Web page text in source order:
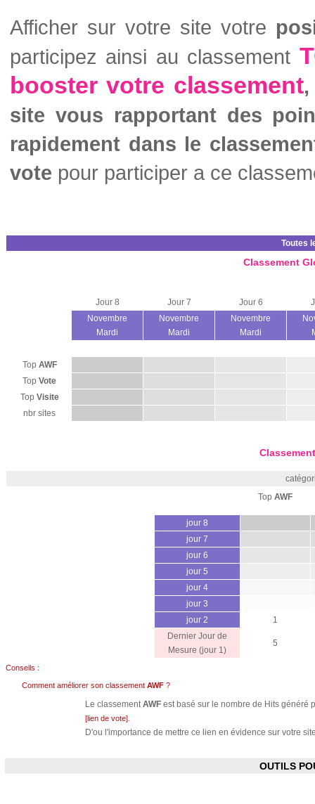
Afficher sur votre site votre
participez ainsi au classement
booster votre classement,
site vous rapportant des
rapidement dans le
vote pour participer a ce
Toutes
Classement
Jour 8 Jour 7 Jour 6
Novembre
Mardi
Novembre
Mardi
Novembre
Mardi
Top AWF
Top Vote
Top Visite
nbr sites
Top AWF
jour 8
jour 7
jour 6
jour 5
jour 4
jour 3
jour 2
1
Dernier Jour de
Mesure (jour 1)
5
Conseils :
Comment améliorer son classement AWF ?
Le classementAWF est basé sur le nombre de Hits généré
[lien de vote].
D'ou l'importance de mettre ce lien en évidence sur votre
OUTILS